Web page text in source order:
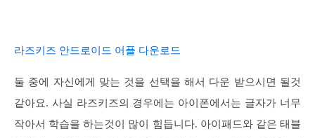
라즈키즈 안드로이드 어플 다운로드
둘 중에 자신에게 맞는 것을 선택을 해서 다운 받으시면 될것
같아요. 사실 라즈키즈의 경우에는 아이폰에서는 글자가 너무
작아서 학습을 하는것이 많이 힘듭니다. 아이패드와 같은 태블